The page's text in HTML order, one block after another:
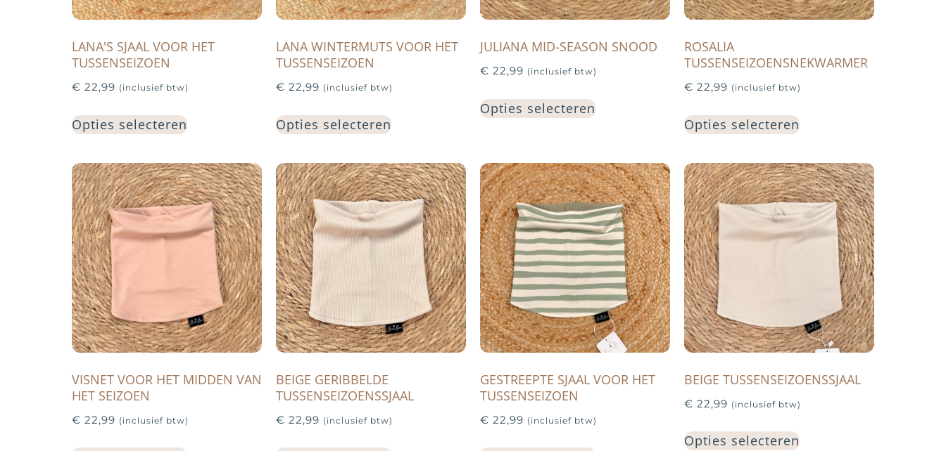
LANA'S SJAAL VOOR HET
TUSSENSEIZOEN
€ 22,99 (inclusief btw)
Opties selecteren
LANA WINTERMUTS VOOR HET
TUSSENSEIZOEN
€ 22,99 (inclusief btw)
Opties selecteren
JULIANA MID-SEASON SNOOD
€ 22,99 (inclusief btw)
Opties selecteren
ROSALIA
TUSSENSEIZOENSNEKWARMER
€ 22,99 (inclusief btw)
Opties selecteren
VISNET VOOR HET MIDDEN VAN
HET SEIZOEN
€ 22,99 (inclusief btw)
BEIGE GERIBBELDE
TUSSENSEIZOENSSJAAL
€ 22,99 (inclusief btw)
GESTREEPTE SJAAL VOOR HET
TUSSENSEIZOEN
€ 22,99 (inclusief btw)
BEIGE TUSSENSEIZOENSSJAAL
€ 22,99 (inclusief btw)
Opties selecteren